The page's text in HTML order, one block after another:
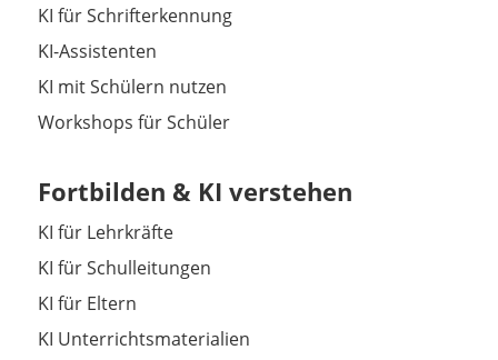
KI für Schrifterkennung
KI-Assistenten
KI mit Schülern nutzen
Workshops für Schüler
Fortbilden & KI verstehen
KI für Lehrkräfte
KI für Schulleitungen
KI für Eltern
KI Unterrichtsmaterialien